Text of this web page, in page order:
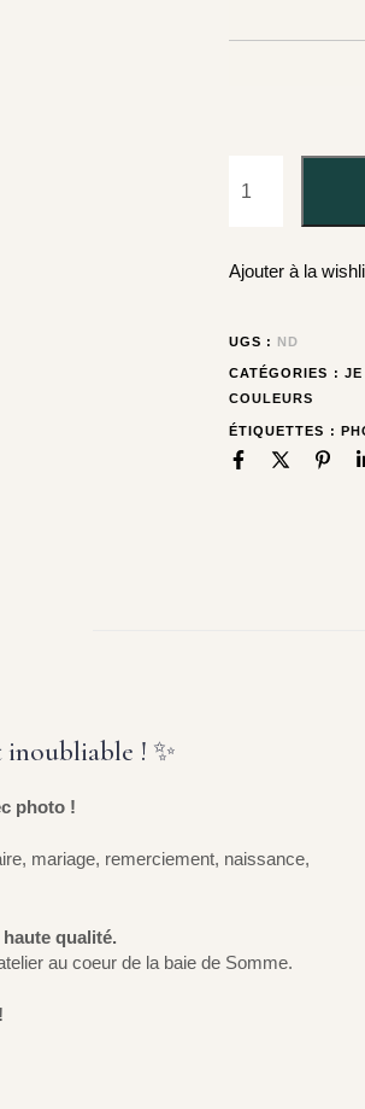
Ajouter à la
UGS : ND
CATÉGORIES : JE
COULEURS
ÉTIQUETTES :
inoubliable ! ✨
photo !
mariage, remerciement, naissance,
qualité.
au coeur de la baie de Somme.